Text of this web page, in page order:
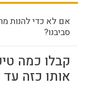
אם לא כדי להנות
סביבנו?
קבלו כמה
אותו כזה